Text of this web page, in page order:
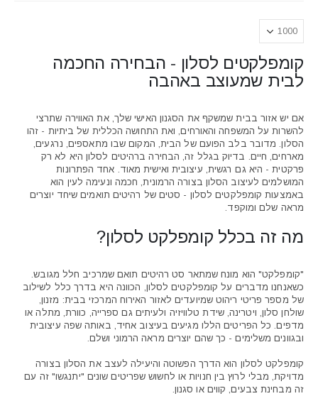
קומפלקטים לסלון - הבחירה החכמה
לבית שמעוצב באהבה
אם יש אזור בבית שמשקף את הסגנון האישי שלך, את האווירה שתרצי
להשרות על המשפחה והאורחים, ואת התחושה הכללית של ביתיות - זהו
הסלון. מדובר בלב הפועם של הבית, המקום שבו מתאספים, נרגעים,
מארחים, חיים. בדיוק בגלל זה, הבחירה ברהיטים לסלון היא לא רק
פרקטית - היא גם רגשית, עיצובית ואישית מאוד. אחד הפתרונות
המושלמים לעיצוב הסלון בצורה הרמונית, חכמה ונעימה לעין הוא
באמצעות קומפלקטים לסלון - סטים של רהיטים תואמים שיחד יוצרים
מראה שלם ומוקפד.
מה זה בכלל קומפלקט לסלון?
"קומפלקט" הוא מונח שמתאר סט רהיטים תואם שמרכיב חלל מגובש.
כשאנחנו מדברים על קומפלקטים לסלון, הכוונה היא בדרך כלל לשילוב
של מספר פריטי ריהוט שמיועדים לאזור האירוח המרכזי בבית: מזנון,
שולחן סלון, ויטרינה, שידת טלוויזיה ולעיתים גם ספרייה, כוורת, מתלה או
מדפים. כל הפריטים הללו מגיעים בעיצוב אחיד, באותה שפה עיצובית
ובגוונים משלימים - כך שהם יוצרים מראה הרמוני ושלם.
קומפלקט לסלון הוא הדרך הפשוטה והיעילה לעצב את הסלון בצורה
מדויקת, מבלי לרוץ בין חנויות או לחשוש שפריטים שונים "יתנגשו" זה עם
זה מבחינת צבעים, קווים או סגנון.